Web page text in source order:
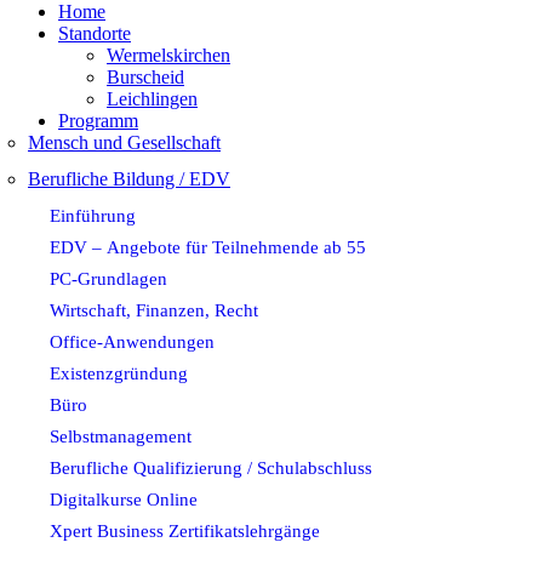
Home
Standorte
Wermelskirchen
Burscheid
Leichlingen
Programm
Mensch und Gesellschaft
Berufliche Bildung / EDV
Einführung
EDV – Angebote für Teilnehmende ab 55
PC-Grundlagen
Wirtschaft, Finanzen, Recht
Office-Anwendungen
Existenzgründung
Büro
Selbstmanagement
Berufliche Qualifizierung / Schulabschluss
Digitalkurse Online
Xpert Business Zertifikatslehrgänge